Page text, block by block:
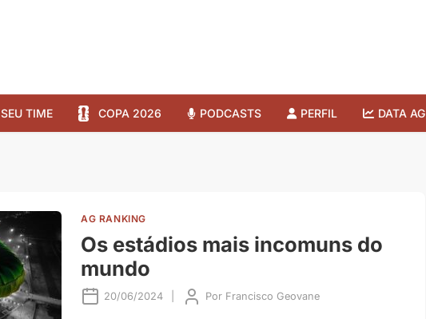
SEU TIME COPA 2026 PODCASTS PERFIL DATA AG
AG RANKING
Os estádios mais incomuns do
mundo
20/06/2024 Por Francisco Geovane